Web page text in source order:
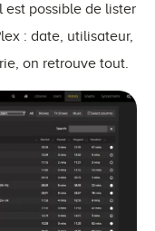
est possible de lister
: date, utilisateur,
on retrouve tout.